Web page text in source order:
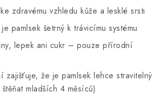
zdravému vzhledu kůže a lesklé srsti
pamlsek šetrný k trávicímu systému
lepek ani cukr – pouze přírodní
zajišťuje, že je pamlsek lehce stravitelný
mladších 4 měsíců)